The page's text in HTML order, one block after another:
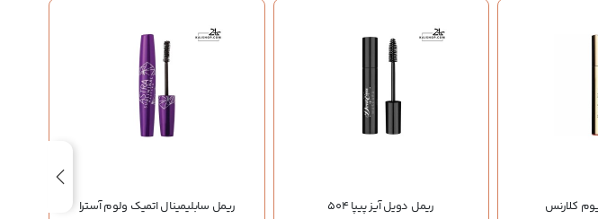
کلارنس ریمل دویل آیز پیپا 504 ریمل سابلیمینال اتمیک ولوم آسترا